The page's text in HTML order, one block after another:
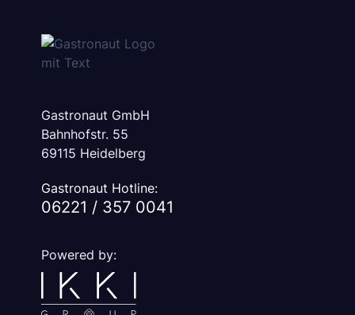
Gastronaut GmbH
Bahnhofstr. 55
69115 Heidelberg
Gastronaut Hotline:
06221 / 357 0041
Powered by: